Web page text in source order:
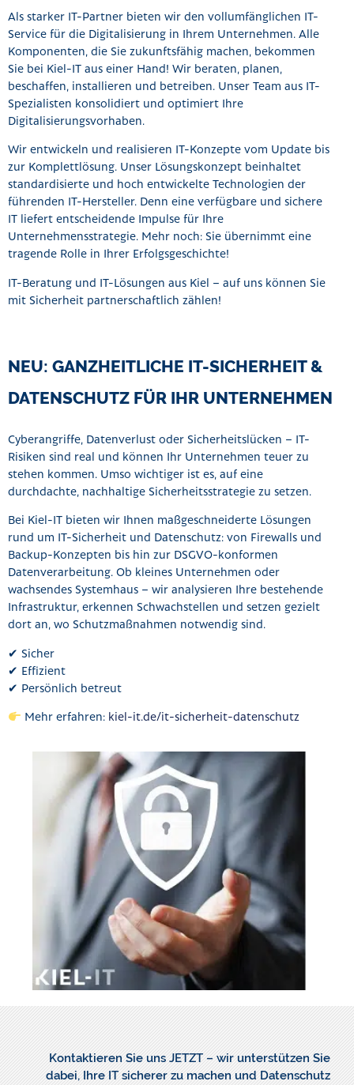
Als starker IT-Partner bieten wir den vollumfänglichen IT-
Service für die Digitalisierung in Ihrem Unternehmen. Alle
Komponenten, die Sie zukunftsfähig machen, bekommen
Sie bei Kiel-IT aus einer Hand! Wir beraten, planen,
beschaffen, installieren und betreiben. Unser Team aus IT-
Spezialisten konsolidiert und optimiert Ihre
Digitalisierungsvorhaben.
Wir entwickeln und realisieren IT-Konzepte vom Update bis
zur Komplettlösung. Unser Lösungskonzept beinhaltet
standardisierte und hoch entwickelte Technologien der
führenden IT-Hersteller. Denn eine verfügbare und sichere
IT liefert entscheidende Impulse für Ihre
Unternehmensstrategie. Mehr noch: Sie übernimmt eine
tragende Rolle in Ihrer Erfolgsgeschichte!
IT-Beratung und IT-Lösungen aus Kiel – auf uns können Sie
mit Sicherheit partnerschaftlich zählen!
NEU: GANZHEITLICHE IT-SICHERHEIT &
DATENSCHUTZ FÜR IHR UNTERNEHMEN
Cyberangriffe, Datenverlust oder Sicherheitslücken – IT-
Risiken sind real und können Ihr Unternehmen teuer zu
stehen kommen. Umso wichtiger ist es, auf eine
durchdachte, nachhaltige Sicherheitsstrategie zu setzen.
Bei Kiel-IT bieten wir Ihnen maßgeschneiderte Lösungen
rund um IT-Sicherheit und Datenschutz: von Firewalls und
Backup-Konzepten bis hin zur DSGVO-konformen
Datenverarbeitung. Ob kleines Unternehmen oder
wachsendes Systemhaus – wir analysieren Ihre bestehende
Infrastruktur, erkennen Schwachstellen und setzen gezielt
dort an, wo Schutzmaßnahmen notwendig sind.
✔ Sicher
✔ Effizient
✔ Persönlich betreut
Mehr erfahren: kiel-it.de/it-sicherheit-datenschutz
Kontaktieren Sie uns JETZT – wir unterstützen Sie
dabei, Ihre IT sicherer zu machen und Datenschutz